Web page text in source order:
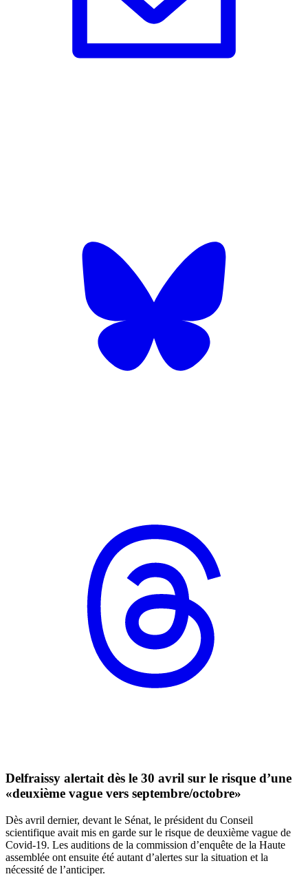
Delfraissy alertait dès le 30 avril sur le risque d’une
«deuxième vague vers septembre/octobre»
Dès avril dernier, devant le Sénat, le président du Conseil
scientifique avait mis en garde sur le risque de deuxième vague de
Covid-19. Les auditions de la commission d’enquête de la Haute
assemblée ont ensuite été autant d’alertes sur la situation et la
nécessité de l’anticiper.